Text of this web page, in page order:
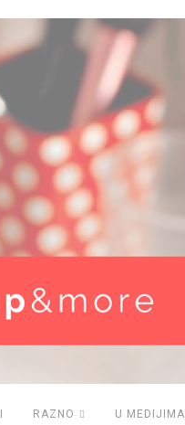
RAZNO U MEDIJIMA